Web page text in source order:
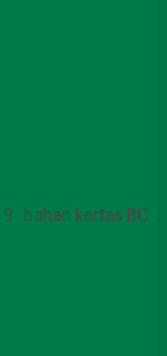
bahan kertas BC